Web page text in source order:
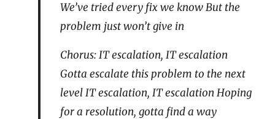
We’ve tried every fix we know But the
problem just won’t give in
Chorus: IT escalation, IT escalation
Gotta escalate this problem to the next
level IT escalation, IT escalation Hoping
for a resolution, gotta find a way